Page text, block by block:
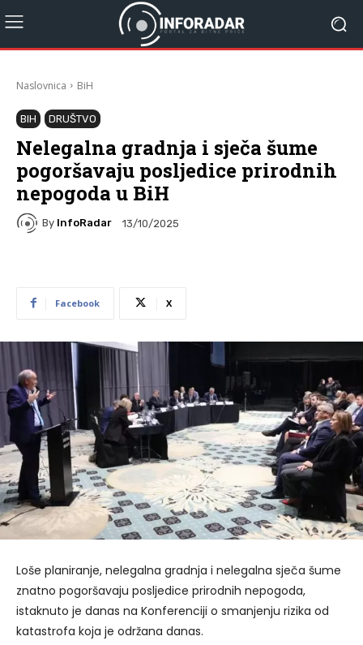
Naslovnica BiH
BIH DRUŠTVO
Nelegalna gradnja i sječa šume
pogoršavaju posljedice prirodnih
nepogoda u BiH
By InfoRadar 13/10/2025
Facebook X
Loše planiranje, nelegalna gradnja i nelegalna sječa šume
znatno pogoršavaju posljedice prirodnih nepogoda,
istaknuto je danas na Konferenciji o smanjenju rizika od
katastrofa koja je održana danas.